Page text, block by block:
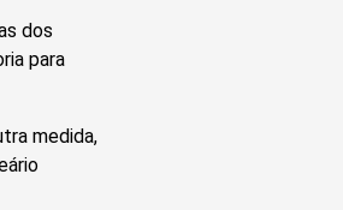
dos
para
medida,